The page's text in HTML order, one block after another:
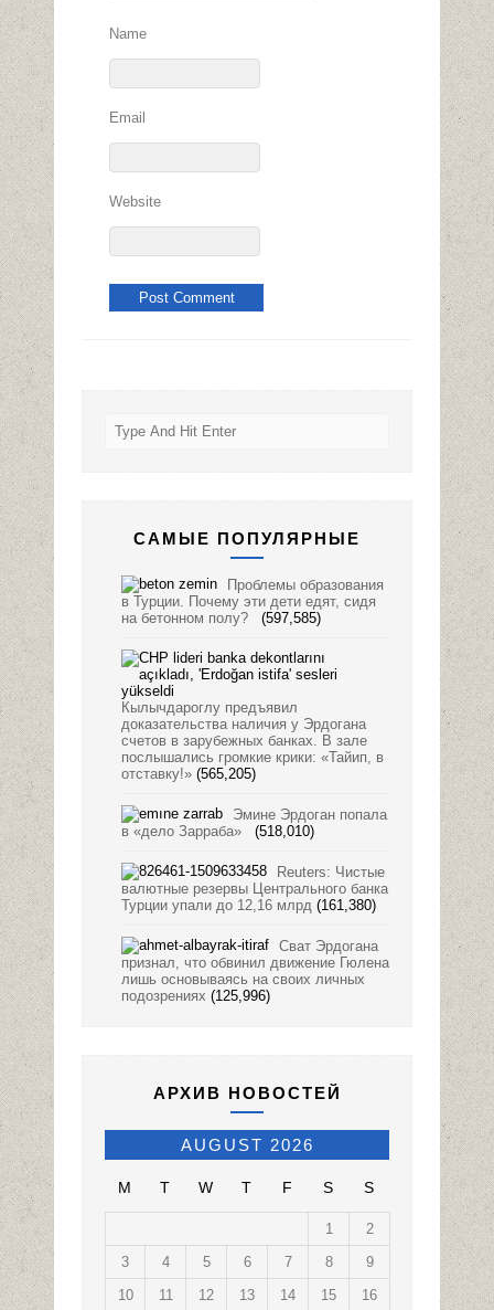
Name
Email
Website
САМЫЕ ПОПУЛЯРНЫЕ
Проблемы образования
в Турции. Почему эти дети едят, сидя
на бетонном полу?
(597,585)
Кылычдароглу предъявил
доказательства наличия у Эрдогана
счетов в зарубежных банках. В зале
послышались громкие крики: «Тайип, в
отставку!» (565,205)
Эмине Эрдоган попала
в «дело Зарраба»
(518,010)
Reuters: Чистые
валютные резервы Центрального банка
Турции упали до 12,16 млрд (161,380)
Сват Эрдогана
признал, что обвинил движение Гюлена
лишь основываясь на своих личных
подозрениях (125,996)
АРХИВ НОВОСТЕЙ
AUGUST 2026
M T W T F S S
1
2
3
4 5 6 7 8
9
10
11 12 13 14 15
16